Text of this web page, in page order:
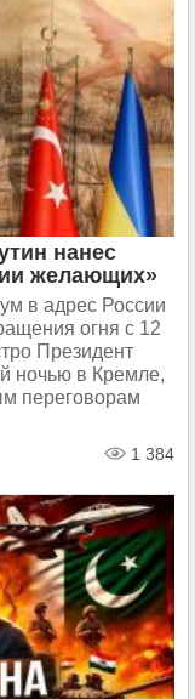
нанес
желающих»
в адрес России
огня с 12
Президент
ночью в Кремле,
переговорам
1 384